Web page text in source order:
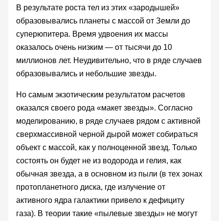
В результате роста тел из этих «зародышей»
образовывались планеты с массой от Земли до
суперюпитера. Время удвоения их массы
оказалось очень низким — от тысячи до 10
миллионов лет. Неудивительно, что в ряде случаев
образовывались и небольшие звезды.
Но самым экзотическим результатом расчетов
оказался своего рода «макет звезды». Согласно
моделированию, в ряде случаев рядом с активной
сверхмассивной черной дырой может собираться
объект с массой, как у полноценной звезд. Только
состоять он будет не из водорода и гелия, как
обычная звезда, а в основном из пыли (в тех зонах
протопланетного диска, где излучение от
активного ядра галактики привело к дефициту
газа). В теории такие «пылевые звезды» не могут